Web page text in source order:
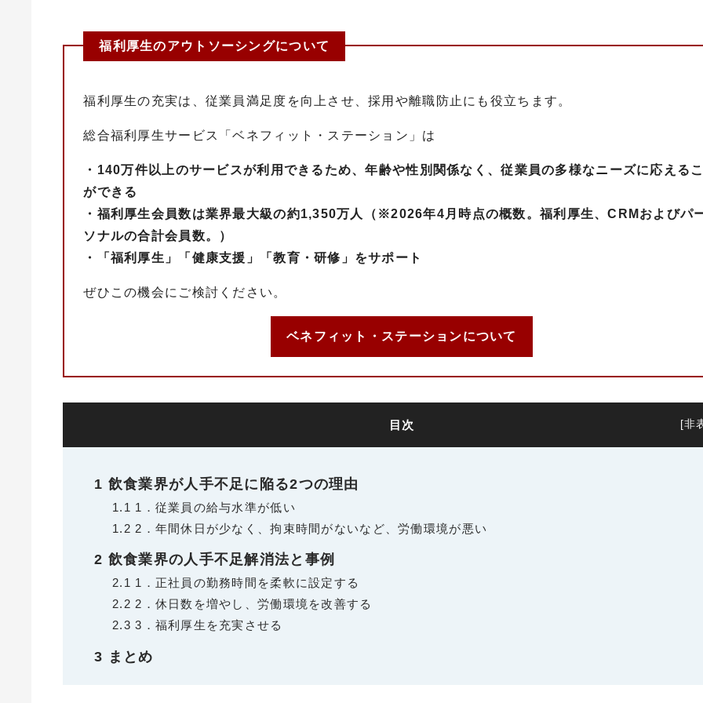
福利厚生のアウトソーシングについて
福利厚生の充実は、従業員満足度を向上させ、採用や離職防止にも役立ちます。
総合福利厚生サービス「ベネフィット・ステーション」は
・140万件以上のサービスが利用できるため、年齢や性別関係なく、従業員の多様なニーズに応える
ができる
・福利厚生会員数は業界最大級の約1,350万人（※2026年4月時点の概数。福利厚生、CRMおよびパ
ソナルの合計会員数。）
・「福利厚生」「健康支援」「教育・研修」をサポート
ぜひこの機会にご検討ください。
ベネフィット・ステーションについて
目次 [非
1 飲食業界が人手不足に陥る2つの理由
1.1 1．従業員の給与水準が低い
1.2 2．年間休日が少なく、拘束時間がないなど、労働環境が悪い
2 飲食業界の人手不足解消法と事例
2.1 1．正社員の勤務時間を柔軟に設定する
2.2 2．休日数を増やし、労働環境を改善する
2.3 3．福利厚生を充実させる
3 まとめ